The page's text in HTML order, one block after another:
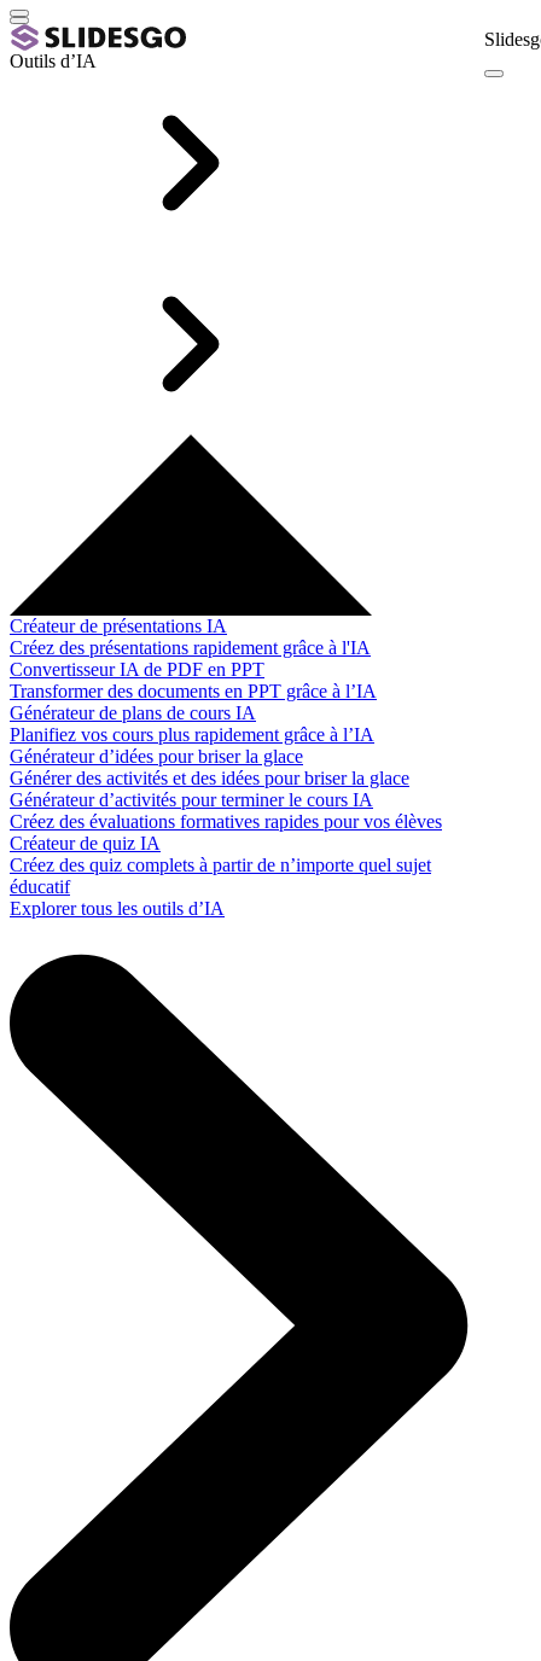
Outils d’IA
Créateur de présentations IA
Créez des présentations rapidement grâce à l'IA
Convertisseur IA de PDF en PPT
Transformer des documents en PPT grâce à l’IA
Générateur de plans de cours IA
Planifiez vos cours plus rapidement grâce à l’IA
Générateur d’idées pour briser la glace
Générer des activités et des idées pour briser la glace
Générateur d’activités pour terminer le cours IA
Créez des évaluations formatives rapides pour vos élèves
Créateur de quiz IA
Créez des quiz complets à partir de n’importe quel sujet
éducatif
Explorer tous les outils d’IA